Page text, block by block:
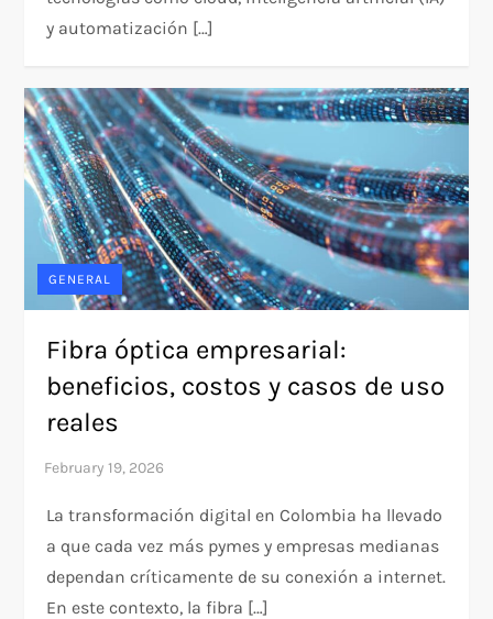
y automatización […]
GENERAL
Fibra óptica empresarial:
beneficios, costos y casos de uso
reales
La transformación digital en Colombia ha llevado
a que cada vez más pymes y empresas medianas
dependan críticamente de su conexión a internet.
En este contexto, la fibra […]